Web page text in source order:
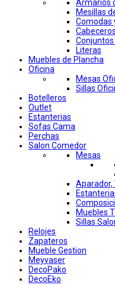
Armarios
Mesillas
Comodas
Literas
Muebles de Plancha
Oficina
Mesas
Sillas
Botelleros
Outlet
Estanterias
Sofas Cama
Perchas
Salon Comedor
Mesas
Aparador,
Muebles
Sillas
Relojes
Zapateros
Mueble Gestion
Meyvaser
DecoPako
DecoEko